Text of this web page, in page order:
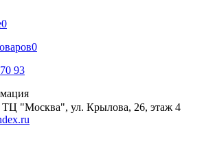
0
0
93
ТЦ "Москва", ул. Крылова, 26, этаж 4